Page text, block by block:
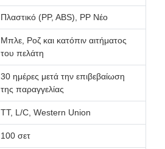
Πλαστικό (PP, ABS), PP Νέο
Μπλε, Ροζ και κατόπιν αιτήματος
του πελάτη
30 ημέρες μετά την επιβεβαίωση
της παραγγελίας
TT, L/C, Western Union
100 σετ